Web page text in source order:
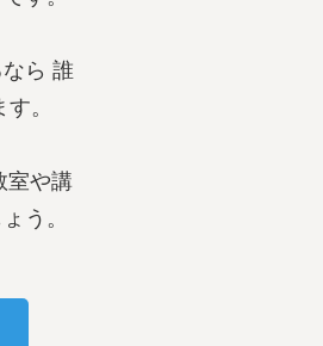
ら 誰
。
室や講
う。